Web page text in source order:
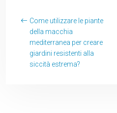
Come utilizzare le piante
della macchia
mediterranea per creare
giardini resistenti alla
siccità estrema?